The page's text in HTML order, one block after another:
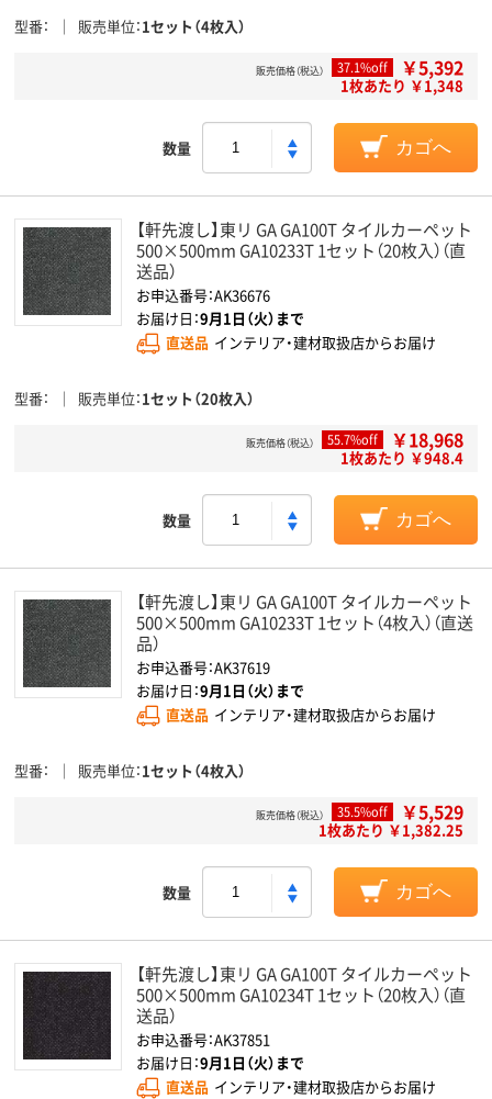
型番 販売単位 1セット（4枚入）
販売価格（税込） 37.1%off ￥5,392
1枚あたり ￥1,348
数量 カゴへ
【軒先渡し】東リ GA GA100T タイルカーペット
500×500mm GA10233T 1セット（20枚入）（直
送品）
お申込番号：AK36676
お届け日：9月1日（火）まで
直送品 インテリア・建材取扱店からお届け
型番 販売単位 1セット（20枚入）
販売価格（税込） 55.7%off ￥18,968
1枚あたり ￥948.4
数量 カゴへ
【軒先渡し】東リ GA GA100T タイルカーペット
500×500mm GA10233T 1セット（4枚入）（直送
品）
お申込番号：AK37619
お届け日：9月1日（火）まで
直送品 インテリア・建材取扱店からお届け
型番 販売単位 1セット（4枚入）
販売価格（税込） 35.5%off ￥5,529
1枚あたり ￥1,382.25
数量 カゴへ
【軒先渡し】東リ GA GA100T タイルカーペット
500×500mm GA10234T 1セット（20枚入）（直
送品）
お申込番号：AK37851
お届け日：9月1日（火）まで
直送品 インテリア・建材取扱店からお届け